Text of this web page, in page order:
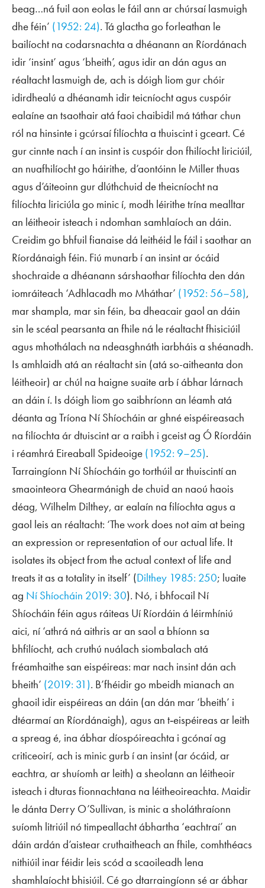
beag…ná fuil aon eolas le fáil ann ar chúrsaí lasmuigh
dhe féin’ (1952: 24). Tá glactha go forleathan le
bailíocht na codarsnachta a dhéanann an Ríordánach
idir ‘insint’ agus ‘bheith’, agus idir an dán agus an
réaltacht lasmuigh de, ach is dóigh liom gur chóir
idirdhealú a dhéanamh idir teicníocht agus cuspóir
ealaíne an tsaothair atá faoi chaibidil má táthar chun
ról na hinsinte i gcúrsaí filíochta a thuiscint i gceart. Cé
gur cinnte nach í an insint is cuspóir don fhilíocht liriciúil,
an nuafhilíocht go háirithe, d’aontóinn le Miller thuas
agus d’áiteoinn gur dlúthchuid de theicníocht na
filíochta liriciúla go minic í, modh léirithe trína mealltar
an léitheoir isteach i ndomhan samhlaíoch an dáin.
Creidim go bhfuil fianaise dá leithéid le fáil i saothar an
Ríordánaigh féin. Fiú munarb í an insint ar ócáid
shochraide a dhéanann sárshaothar filíochta den dán
iomráiteach ‘Adhlacadh mo Mháthar’ (1952: 56–58),
mar shampla, mar sin féin, ba dheacair gaol an dáin
sin le scéal pearsanta an fhile ná le réaltacht fhisiciúil
agus mhothálach na ndeasghnáth iarbháis a shéanadh.
Is amhlaidh atá an réaltacht sin (atá so-aitheanta don
léitheoir) ar chúl na haigne suaite arb í ábhar lárnach
an dáin í. Is dóigh liom go saibhríonn an léamh atá
déanta ag Tríona Ní Shíocháin ar ghné eispéireasach
na filíochta ár dtuiscint ar a raibh i gceist ag Ó Ríordáin
i réamhrá Eireaball Spideoige (1952: 9–25).
Tarraingíonn Ní Shíocháin go torthúil ar thuiscintí an
smaointeora Ghearmánigh de chuid an naoú haois
déag, Wilhelm Dilthey, ar ealaín na filíochta agus a
gaol leis an réaltacht: ‘The work does not aim at being
an expression or representation of our actual life. It
isolates its object from the actual context of life and
treats it as a totality in itself’ (Dilthey 1985: 250; luaite
ag Ní Shíocháin 2019: 30). Nó, i bhfocail Ní
Shíocháin féin agus ráiteas Uí Ríordáin á léirmhíniú
aici, ní ‘athrá ná aithris ar an saol a bhíonn sa
bhfilíocht, ach cruthú nuálach siombalach atá
fréamhaithe san eispéireas: mar nach insint dán ach
bheith’ (2019: 31). B’fhéidir go mbeidh mianach an
ghaoil idir eispéireas an dáin (an dán mar ‘bheith’ i
dtéarmaí an Ríordánaigh), agus an t‑eispéireas ar leith
a spreag é, ina ábhar díospóireachta i gcónaí ag
criticeoirí, ach is minic gurb í an insint (ar ócáid, ar
eachtra, ar shuíomh ar leith) a sheolann an léitheoir
isteach i dturas fionnachtana na léitheoireachta. Maidir
le dánta Derry O’Sullivan, is minic a sholáthraíonn
suíomh litriúil nó timpeallacht ábhartha ‘eachtraí’ an
dáin ardán d’aistear cruthaitheach an fhile, comhthéacs
nithiúil inar féidir leis scód a scaoileadh lena
shamhlaíocht bhisiúil. Cé go dtarraingíonn sé ar ábhar